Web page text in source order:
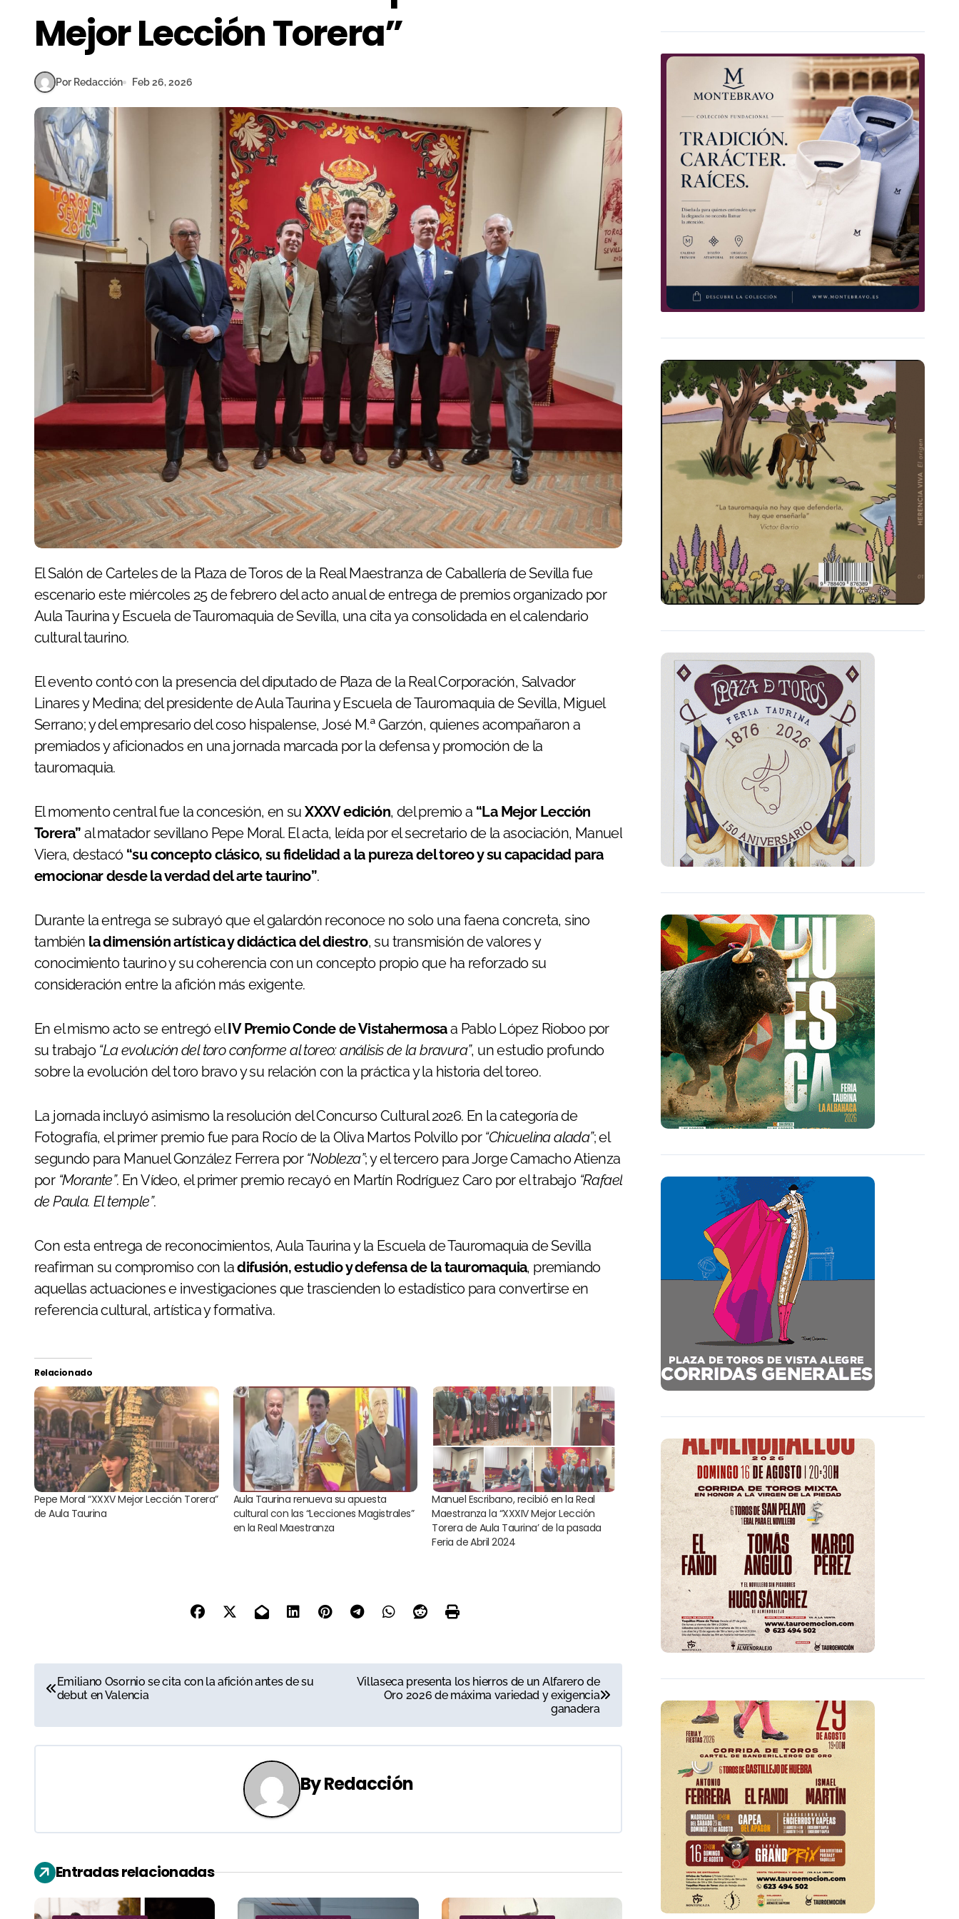
Mejor Lección Torera”
Por Redacción Feb 26, 2026
El Salón de Carteles de la Plaza de Toros de la Real Maestranza de Caballería de Sevilla fue
escenario este miércoles 25 de febrero del acto anual de entrega de premios organizado por
Aula Taurina y Escuela de Tauromaquia de Sevilla, una cita ya consolidada en el calendario
cultural taurino.
El evento contó con la presencia del diputado de Plaza de la Real Corporación, Salvador
Linares y Medina; del presidente de Aula Taurina y Escuela de Tauromaquia de Sevilla, Miguel
Serrano; y del empresario del coso hispalense, José M.ª Garzón, quienes acompañaron a
premiados y aficionados en una jornada marcada por la defensa y promoción de la
tauromaquia.
El momento central fue la concesión, en suXXXV edición, del premio a “La Mejor Lección
Torera” al matador sevillano Pepe Moral. El acta, leída por el secretario de la asociación, Manuel
Viera, destacó “su concepto clásico, su fidelidad a la pureza del toreo y su capacidad para
emocionar desde la verdad del arte taurino”.
Durante la entrega se subrayó que el galardón reconoce no solo una faena concreta, sino
también la dimensión artística y didáctica del diestro, su transmisión de valores y
conocimiento taurino y su coherencia con un concepto propio que ha reforzado su
consideración entre la afición más exigente.
En el mismo acto se entregó elIV Premio Conde de Vistahermosaa Pablo López Rioboo por
su trabajo “La evolución del toro conforme al toreo: análisis de la bravura”, un estudio profundo
sobre la evolución del toro bravo y su relación con la práctica y la historia del toreo.
La jornada incluyó asimismo la resolución del Concurso Cultural 2026. En la categoría de
Fotografía, el primer premio fue para Rocío de la Oliva Martos Polvillo por “Chicuelina alada”; el
segundo para Manuel González Ferrera por “Nobleza”; y el tercero para Jorge Camacho Atienza
por “Morante”. En Vídeo, el primer premio recayó en Martín Rodríguez Caro por el trabajo “Rafael
de Paula. El temple”.
Con esta entrega de reconocimientos, Aula Taurina y la Escuela de Tauromaquia de Sevilla
reafirman su compromiso con ladifusión, estudio y defensa de la tauromaquia, premiando
aquellas actuaciones e investigaciones que trascienden lo estadístico para convertirse en
referencia cultural, artística y formativa.
Relacionado
Pepe Moral “XXXV Mejor Lección Torera”
de Aula Taurina
Aula Taurina renueva su apuesta
cultural con las “Lecciones Magistrales”
en la Real Maestranza
Manuel Escribano, recibió en la Real
Maestranza la “XXXIV Mejor Lección
Torera de Aula Taurina’ de la pasada
Feria de Abril 2024
N
v
a
i
ó
Emiliano Osornio se cita con la afición antes de su
debut en Valencia
Villaseca presenta los hierros de un Alfarero de
Oro 2026 de máxima variedad y exigencia
ganadera
ByRedacción
Entradas relacionadas